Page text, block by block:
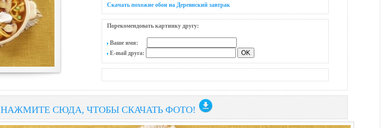
Скачать похожие обои на Деревнский завтрак
Порекомендовать картинку другу:
Ваше имя:
E-mail друга:
НАЖМИТЕ СЮДА, ЧТОБЫ СКАЧАТЬ ФОТО!